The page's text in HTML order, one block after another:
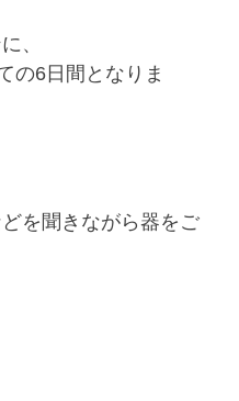
、
の6日間となりま
を聞きながら器をご